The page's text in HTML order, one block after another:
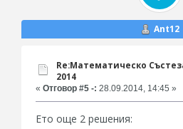
Ant12
Re:Математическо
2014
« Отговор #5 -: 28.09.2014, 14:45 »
Ето още 2 решения: